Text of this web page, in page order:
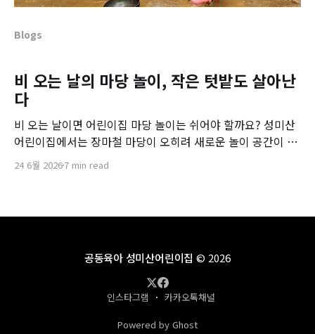
Blogs
비 오는 날의 마당 놀이, 작은 텃밭도 살아난
다
비 오는 날이면 어린이집 마당 놀이는 쉬어야 할까요? 성미산
어린이집에서는 장마철 마당이 오히려 새로운 놀이 공간이 됩
니다. 물웅덩이 놀이부터 텃밭 관찰까지, 비 오는 날 아이들이
자연 속에서 배우는 특별한 경험을 소개합니다.
24 6월 20267 min read
공동육아 성미산어린이집 © 2026
인스타그램 카카오톡채널
Powered by Ghost